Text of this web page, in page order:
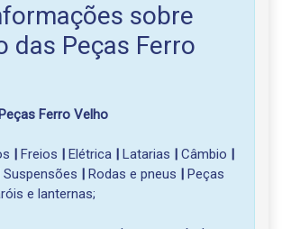
sobre
das Peças Ferro
Ferro Velho
Freios Elétrica Latarias Câmbio
Suspensões Rodas e pneus
Peças
e lanternas;